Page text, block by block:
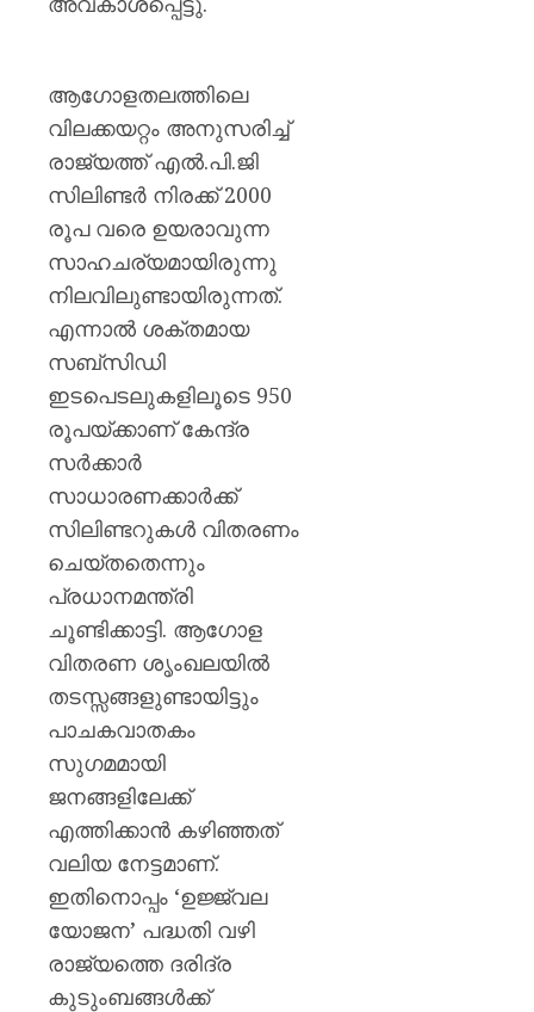
ആഗോളതലത്തിലെ
വിലക്കയറ്റം അനുസരിച്ച്
രാജ്യത്ത് എൽ.പി.ജി
സിലിണ്ടർ നിരക്ക് 2000
രൂപ വരെ ഉയരാവുന്ന
സാഹചര്യമായിരുന്നു
നിലവിലുണ്ടായിരുന്നത്.
എന്നാൽ ശക്തമായ
സബ്‌സിഡി
ഇടപെടലുകളിലൂടെ 950
രൂപയ്ക്കാണ് കേന്ദ്ര
സർക്കാർ
സാധാരണക്കാർക്ക്
സിലിണ്ടറുകൾ വിതരണം
ചെയ്തതെന്നും
പ്രധാനമന്ത്രി
ചൂണ്ടിക്കാട്ടി. ആഗോള
വിതരണ ശൃംഖലയിൽ
തടസ്സങ്ങളുണ്ടായിട്ടും
പാചകവാതകം
സുഗമമായി
ജനങ്ങളിലേക്ക്
എത്തിക്കാൻ കഴിഞ്ഞത്
വലിയ നേട്ടമാണ്.
ഇതിനൊപ്പം ‘ഉജ്ജ്വല
യോജന’ പദ്ധതി വഴി
രാജ്യത്തെ ദരിദ്ര
കുടുംബങ്ങൾക്ക്